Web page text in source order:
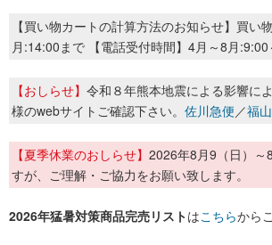
【買い物カートの計算方法のお知らせ】買い
月:14:00まで 【電話受付時間】4月～8月
【おしらせ】 令和８年熊本地震による影響に
様のwebサイトご確認下さい。 佐川急便／福
【夏季休業のおしらせ】 2026年8月9（日）～
すが、ご理解・ご協力をお願い致します。
2026年猛暑対策商品完売リストはこちらから